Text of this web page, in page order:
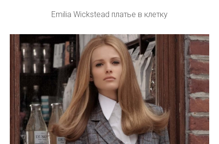
Emilia Wickstead платье в клетку